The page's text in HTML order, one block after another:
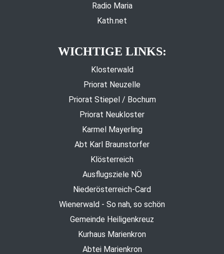
Radio Maria
Kath.net
WICHTIGE LINKS:
Klosterwald
Priorat Neuzelle
Priorat Stiepel / Bochum
Priorat Neukloster
Karmel Mayerling
Abt Karl Braunstorfer
Klösterreich
Ausflugsziele NÖ
Niederösterreich-Card
Wienerwald - So nah, so schön
Gemeinde Heiligenkreuz
Kurhaus Marienkron
Abtei Marienkron